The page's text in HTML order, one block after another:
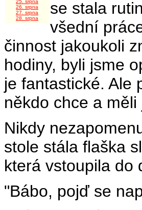
25. srpna
26. srpna
27. srpna
28. srpna
se stala
všední
činnost jakoukoli
hodiny, byli jsme
je fantastické. Ale
někdo chce a
Nikdy
stole stála flaška
která vstoupila do
"Bábo, pojď se